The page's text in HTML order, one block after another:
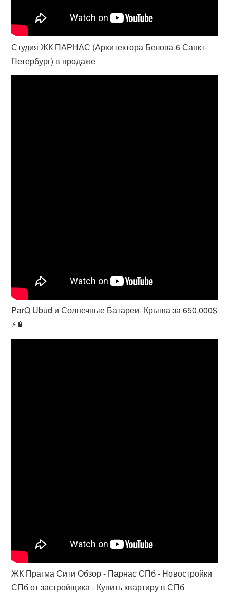
Студия ЖК ПАРНАС (Архитектора Белова 6 Санкт-
Петербург) в продаже
ParQ Ubud и Солнечные Батареи- Крыша за 650.000$
⚡️🔋
ЖК Прагма Сити Обзор - Парнас СПб - Новостройки
СПб от застройщика - Купить квартиру в СПб